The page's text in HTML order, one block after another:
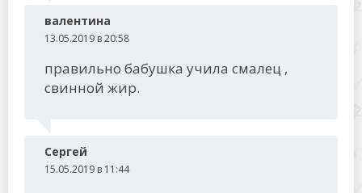
валентина
13.05.2019 в 20:58
правильно бабушка учила смалец ,
свинной жир.
Сергей
15.05.2019 в 11:44